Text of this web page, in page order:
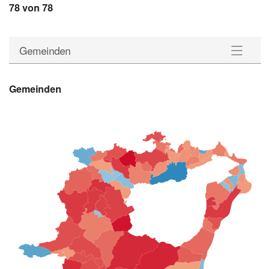
78 von 78
Gemeinden
Downloads
Gemeinden